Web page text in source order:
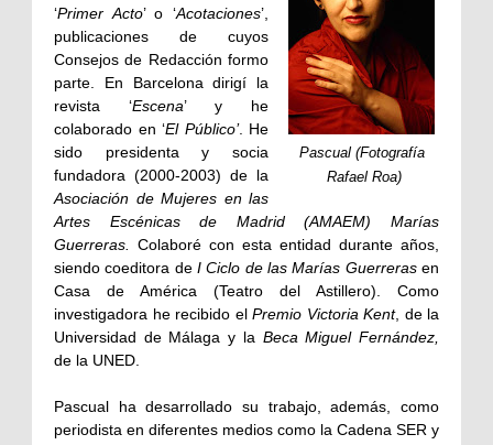
Pascual (Fotografía
Rafael Roa)
‘Primer Acto’ o ‘Acotaciones’,
publicaciones de cuyos
Consejos de Redacción formo
parte. En Barcelona dirigí la
revista ‘Escena’ y he
colaborado en ‘El Público’. He
sido presidenta y socia
fundadora (2000-2003) de la
Asociación de Mujeres en las
Artes Escénicas de Madrid (AMAEM) Marías
Guerreras. Colaboré con esta entidad durante años,
siendo coeditora de I Ciclo de las Marías Guerreras en
Casa de América (Teatro del Astillero). Como
investigadora he recibido el Premio Victoria Kent, de la
Universidad de Málaga y la Beca Miguel Fernández,
de la UNED.
Pascual ha desarrollado su trabajo, además, como
periodista en diferentes medios como la Cadena SER y